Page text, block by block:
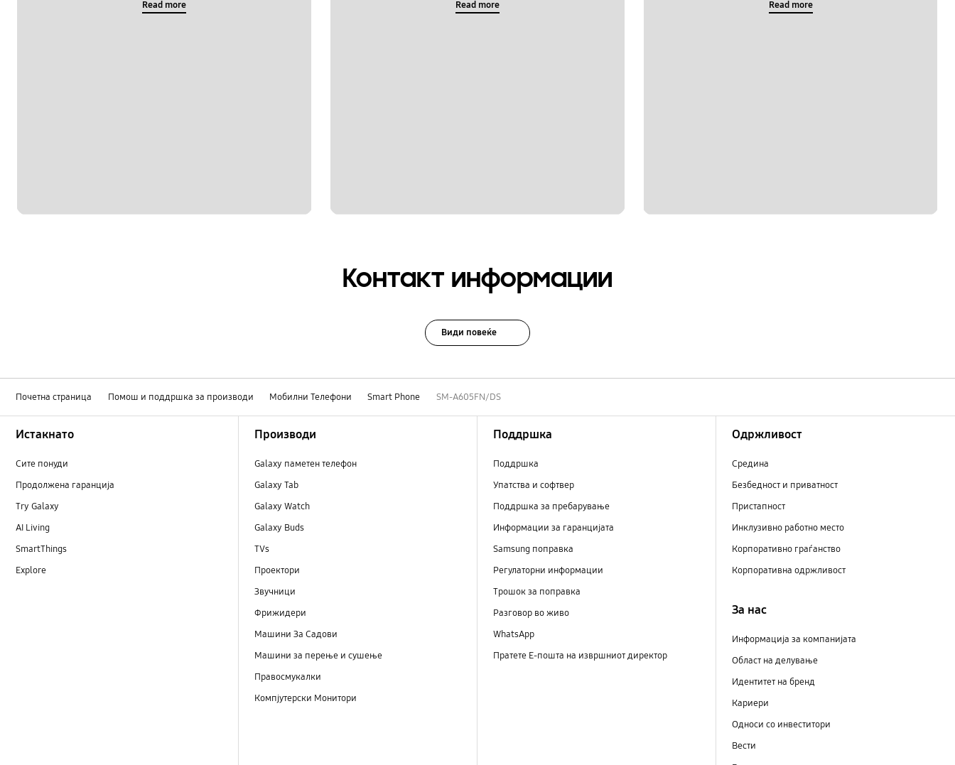
Read more Read more Read more
Контакт информации
Види повеќе
Почетна страница Помош и поддршка за производи Мобилни Телефони Smart Phone SM-A605FN/DS
Истакнато
Сите понуди
Продолжена гаранција
Try Galaxy
AI Living
SmartThings
Explore
Производи
Galaxy паметен телефон
Galaxy Tab
Galaxy Watch
Galaxy Buds
TVs
Проектори
Звучници
Фрижидери
Машини Зa Садови
Машини за перење и сушење
Правосмукалки
Компјутерски Монитори
Поддршка
Поддршка
Упатства и софтвер
Поддршка за пребарување
Информации за гаранцијата
Samsung поправка
Регулаторни информации
Трошок за поправка
Разговор во живо
WhatsApp
Пратете Е-пошта на извршниот директор
Одржливост
Средина
Безбедност и приватност
Пристапност
Инклузивно работно место
Корпоративно граѓанство
Корпоративна одржливост
За нас
Информација за компанијата
Област на делување
Идентитет на бренд
Кариери
Односи со инвеститори
Вести